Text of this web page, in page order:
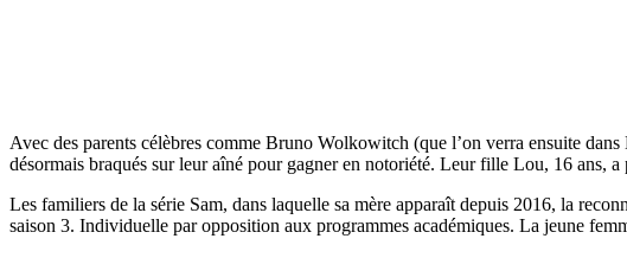
Avec des parents célèbres comme Bruno Wolkowitch (que l’on verra ensuite
désormais braqués sur leur aîné pour gagner en notoriété. Leur fille Lou, 16 ans,
Les familiers de la série Sam, dans laquelle sa mère apparaît depuis 2016, la
saison 3. Individuelle par opposition aux programmes académiques. La jeune